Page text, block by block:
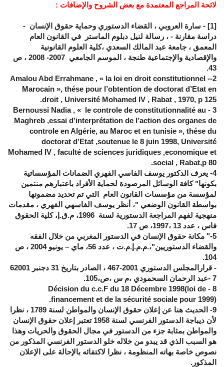
لائحة المراجع المعتمدة مع بعض الشروح والإضافات :
[1] - سارة العروبي ، القضاء الدستوري وحماية حقوق الإنسان -
دراسة مقارنة - ، رسالة لنيل دبلوم الماستر في القانون العام
المعمق ، جامعة عبد المالك السعدي ،كلية العلوم القانونية
والإقصادية والإجتماعية طنجة ، الموسم الجامعي 2007- 2008 ، ص
43.
2
-
- Amalou Abd Errahmane , « la loi en droit constitutionnel
Marocain », thése pour l’obtention de doctorat d’Etat en
droit , Université Mohamed IV , Rabat , 1970, p 125.
3 - Bernoussi Nadia , « le controle de constitutionnalité au
Maghreb ,essai d’interprétation de l’action des organes de
controle en Algérie, au Maroc et en tunisie », thése du
doctorat d’Etat ,soutenue le 8 juin 1998, Université
Mohamed IV , faculté de sciences juridiques ,economique et
social , Rabat,p 80.
4- يعرف الدكتور يوسف الفاسي الفهري الضمانات المؤسساتية
بكونها" كافة الوسائل المرصودة لحماية الأفراد باعتبارهم منتمين
لمؤسسة من مؤسسات القانون العام التي تم تحديد مضمونها
بواسطة القانون الوضعي "، أنظر يوسف الفاسهي الفهري ، مقدمات
منهجية لفهم المراجعة الدستورية لسنة 1996، م.ق.إ، كلية الحقوق
فاس ، عدد 13 ،1997، ص 17.
5-" مكانة حقوق الإنسان في الدستور المغربي من خلال الفقه
والقضاء الدستوريين"،.م.م.إ.م.ت ، عدد 56، ماي – يونيو 2004 ، ص
104.
- قرارالمجلس الدستوري 2001-467 ، الصادر بتاريخ 31 دجنبر 2001
6
7 -عبد الرحمان السحمودي ،م س ،ص،105.
8
-
Décision du c.c.F du 18 Décembre 1998(loi de
financement et de la sécurité sociale pour 1999).
9
- الحديث هنا عن إعلان حقوق الإنسان والمواطن لسنة 1789 ، نظرا
لأن ديباجة الدستور الفرنسي لسنة 1958 تعتبر إعلان حقوق الإنسان
والمواطن بمثابة جزء من الدستور في مجال الحقوق والحريات وهذا
هو السبب الذي قد يبدو من خلاله خلو الدستور الفرنسي المذكور من
نصوص خاصة بهاته المنظومة ، نظرا لاكتفائه بالإحالة على الإعلان
المذكور.